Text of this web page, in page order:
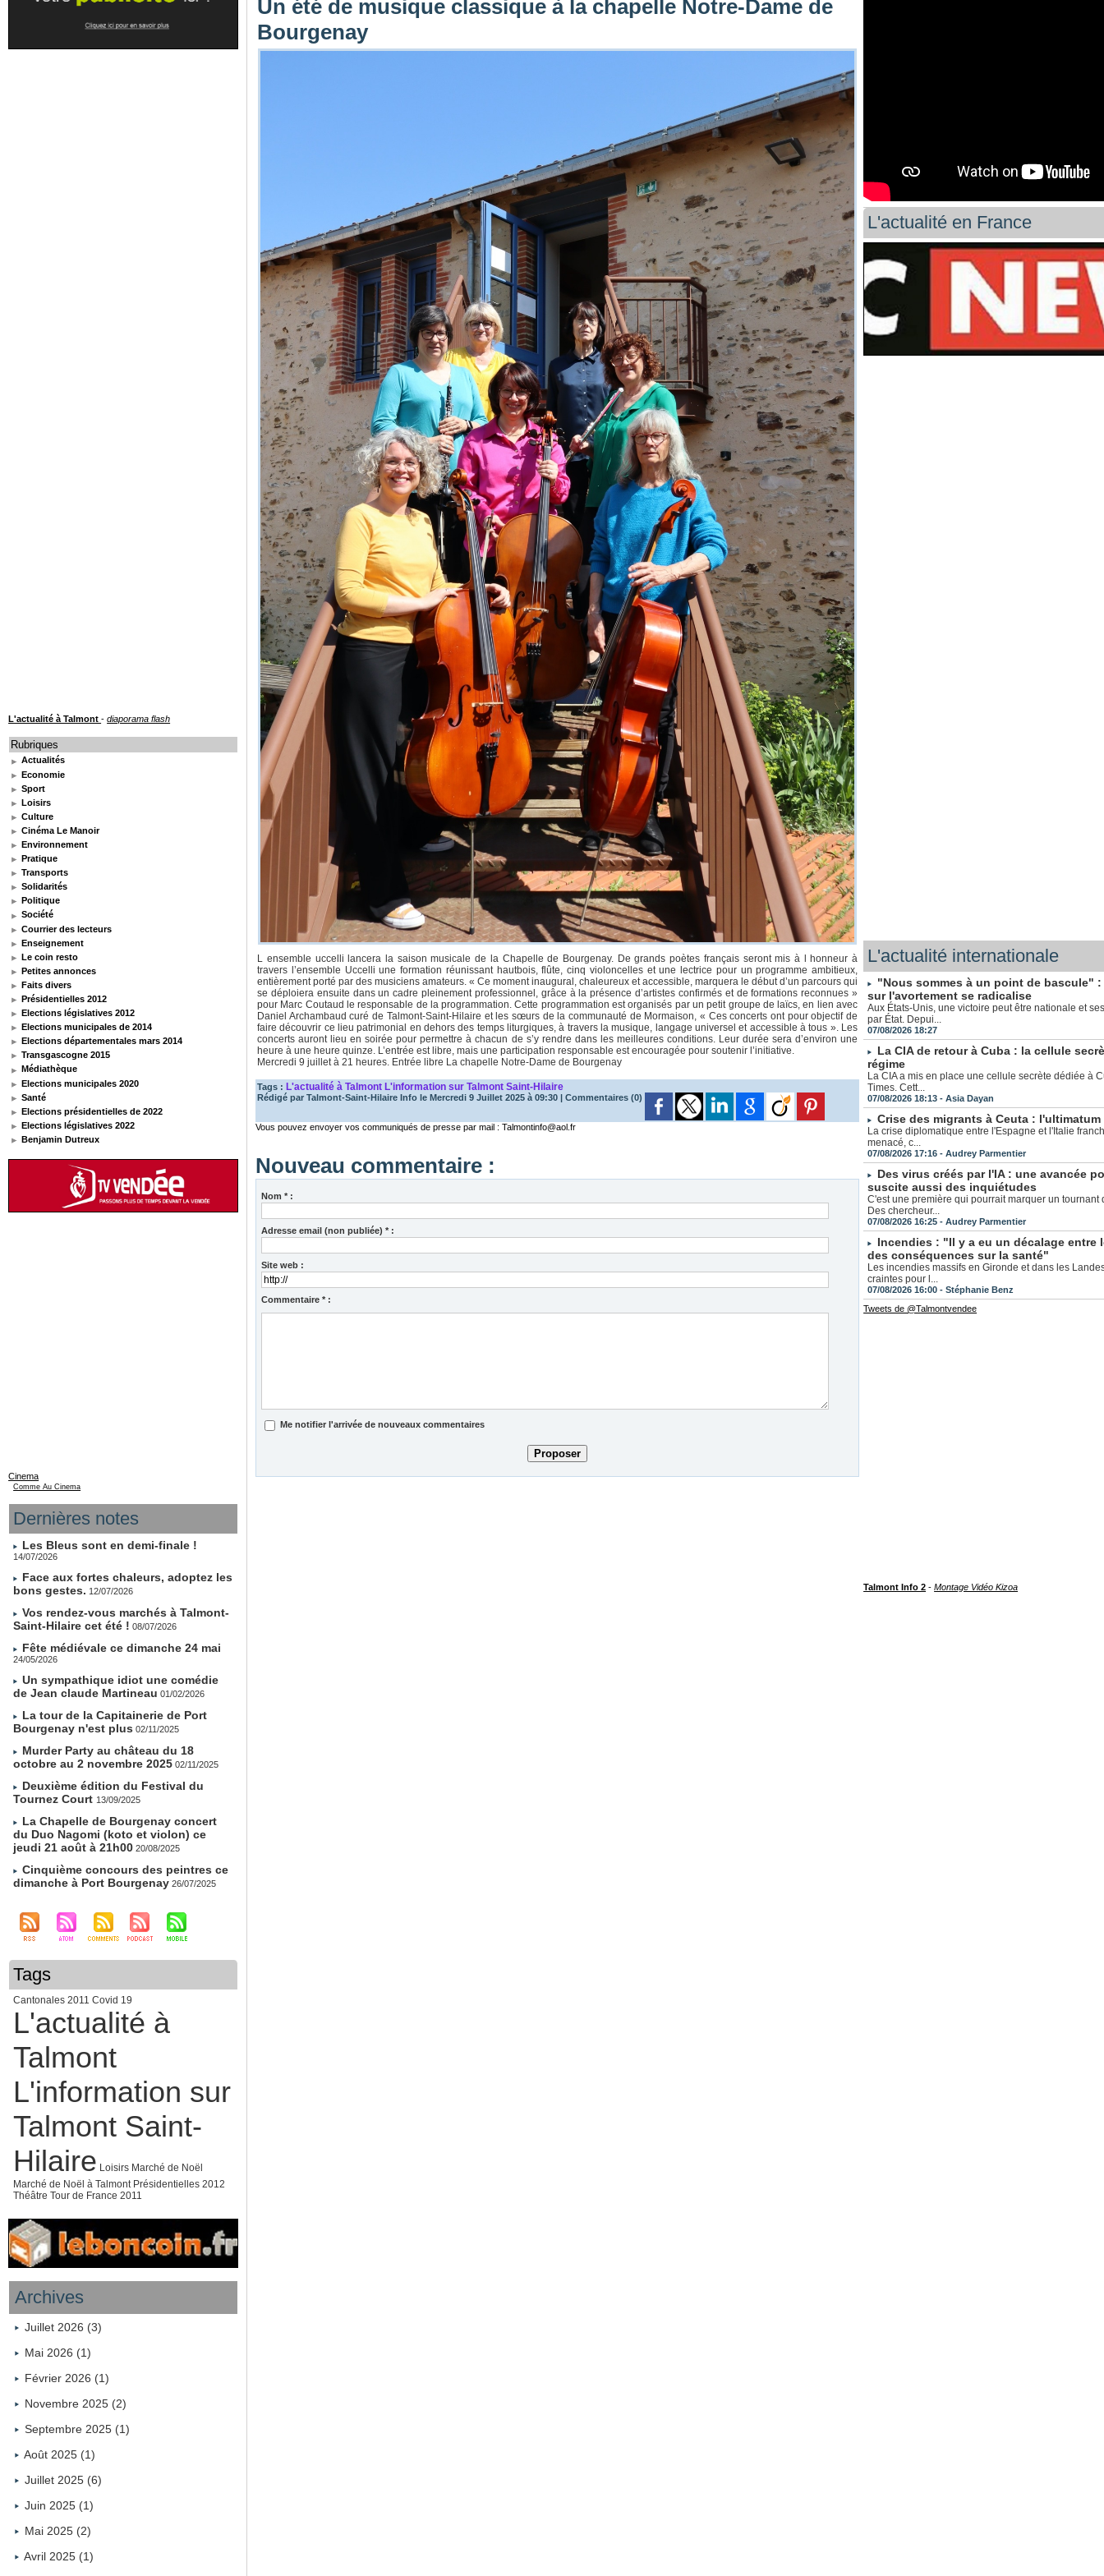
L'actualité à Talmont-diaporama flash
Rubriques
Actualités
Economie
Sport
Loisirs
Culture
Cinéma Le Manoir
Environnement
Pratique
Transports
Solidarités
Politique
Société
Courrier des lecteurs
Enseignement
Le coin resto
Petites annonces
Faits divers
Présidentielles 2012
Elections législatives 2012
Elections municipales de 2014
Elections départementales mars 2014
Transgascogne 2015
Médiathèque
Elections municipales 2020
Santé
Elections présidentielles de 2022
Elections législatives 2022
Benjamin Dutreux
Cinema
Comme Au Cinema
Dernières notes
Les Bleus sont en demi-finale !
14/07/2026
Face aux fortes chaleurs, adoptez les
bons gestes. 12/07/2026
Vos rendez-vous marchés à Talmont-
Saint-Hilaire cet été ! 08/07/2026
Fête médiévale ce dimanche 24 mai
24/05/2026
Un sympathique idiot une comédie
de Jean claude Martineau 01/02/2026
La tour de la Capitainerie de Port
Bourgenay n'est plus 02/11/2025
Murder Party au château du 18
octobre au 2 novembre 2025 02/11/2025
Deuxième édition du Festival du
Tournez Court 13/09/2025
La Chapelle de Bourgenay concert
du Duo Nagomi (koto et violon) ce
jeudi 21 août à 21h00 20/08/2025
Cinquième concours des peintres ce
dimanche à Port Bourgenay 26/07/2025
Tags
Cantonales 2011 Covid 19
L'actualité à
Talmont
L'information sur
Talmont Saint-
Hilaire Loisirs Marché de Noël
Marché de Noël à Talmont Présidentielles 2012
Théâtre Tour de France 2011
Archives
Juillet 2026 (3)
Mai 2026 (1)
Février 2026 (1)
Novembre 2025 (2)
Septembre 2025 (1)
Août 2025 (1)
Juillet 2025 (6)
Juin 2025 (1)
Mai 2025 (2)
Avril 2025 (1)
Un été de musique classique à la chapelle Notre-Dame de
Bourgenay
L ensemble uccelli lancera la saison musicale de la Chapelle de Bourgenay. De grands poètes français seront mis à l honneur à
travers l’ensemble Uccelli une formation réunissant hautbois, flûte, cinq violoncelles et une lectrice pour un programme ambitieux,
entièrement porté par des musiciens amateurs. « Ce moment inaugural, chaleureux et accessible, marquera le début d’un parcours qui
se déploiera ensuite dans un cadre pleinement professionnel, grâce à la présence d’artistes confirmés et de formations reconnues »
pour Marc Coutaud le responsable de la programmation. Cette programmation est organisés par un petit groupe de laïcs, en lien avec
Daniel Archambaud curé de Talmont-Saint-Hilaire et les sœurs de la communauté de Mormaison, « Ces concerts ont pour objectif de
faire découvrir ce lieu patrimonial en dehors des temps liturgiques, à travers la musique, langage universel et accessible à tous ». Les
concerts auront lieu en soirée pour permettre à chacun de s’y rendre dans les meilleures conditions. Leur durée sera d’environ une
heure à une heure quinze. L’entrée est libre, mais une participation responsable est encouragée pour soutenir l’initiative.
Mercredi 9 juillet à 21 heures. Entrée libre La chapelle Notre-Dame de Bourgenay
Tags : L'actualité à Talmont L'information sur Talmont Saint-Hilaire
Rédigé parTalmont-Saint-Hilaire Info le Mercredi 9 Juillet 2025 à 09:30 |Commentaires (0)
Vous pouvez envoyer vos communiqués de presse par mail : Talmontinfo@aol.fr
Nouveau commentaire :
Nom * :
Adresse email (non publiée) * :
Site web :
Commentaire * :
Me notifier l'arrivée de nouveaux commentaires
L'actualité en France
L'actualité internationale
"Nous sommes à un point de bascule"
sur l'avortement se radicalise
Aux États-Unis, une victoire peut être nationale et
par État. Depui...
07/08/2026 18:27
La CIA de retour à Cuba : la cellule
régime
La CIA a mis en place une cellule secrète dédiée à
Times. Cett...
07/08/2026 18:13 -Asia Dayan
Crise des migrants à Ceuta :
La crise diplomatique entre l'Espagne et l'Italie
menacé, c...
07/08/2026 17:16 -Audrey Parmentier
Des virus créés par l'IA : une avancée
suscite aussi des inquiétudes
C'est une première qui pourrait marquer un
Des chercheur...
07/08/2026 16:25 -Audrey Parmentier
Incendies : "Il y a eu un décalage entre
des conséquences sur la santé"
Les incendies massifs en Gironde et dans les
craintes pour l...
07/08/2026 16:00 -Stéphanie Benz
Tweets de @Talmontvendee
Talmont Info 2 -Montage Vidéo Kizoa